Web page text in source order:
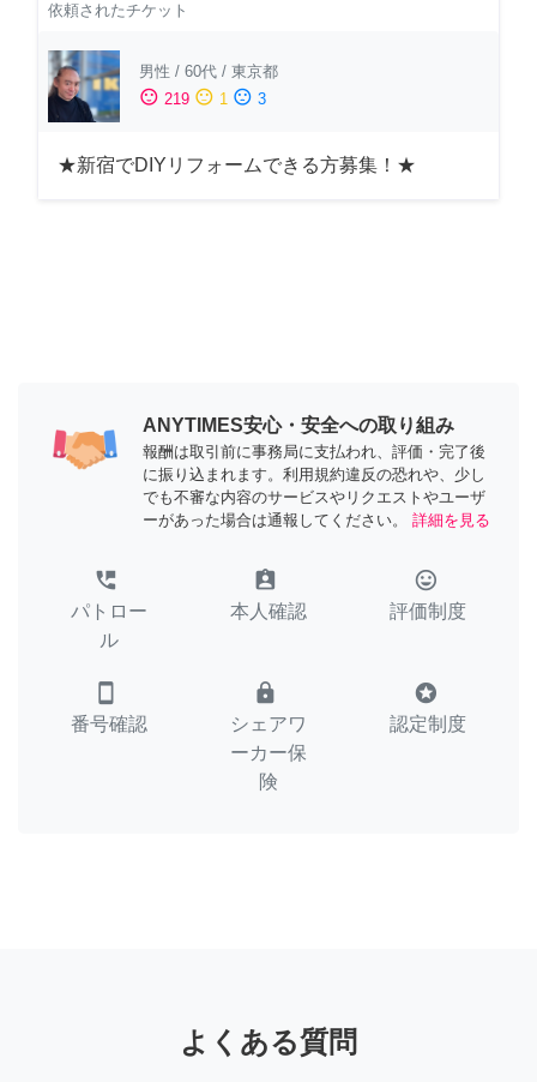
依頼されたチケット
男性 / 60代 / 東京都
sentiment_satisfied 219 sentiment_neutral 1 sentiment_dissatisfied 3
★新宿でDIYリフォームできる方募集！★
ANYTIMES安心・安全への取り組み
報酬は取引前に事務局に支払われ、評価・完了後
に振り込まれます。利用規約違反の恐れや、少し
でも不審な内容のサービスやリクエストやユーザ
ーがあった場合は通報してください。
詳細を見る
perm_phone_msg
パトロー
ル
assignment_ind
本人確認
tag_faces
評価制度
smartphone
番号確認
lock
シェアワ
ーカー保
険
stars
認定制度
よくある質問